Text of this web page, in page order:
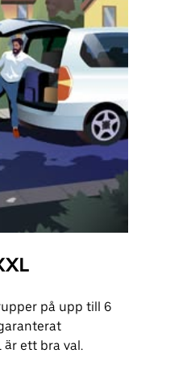
på upp till 6
är ett bra val.